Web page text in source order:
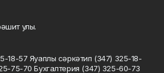
улы.
18-57 Яуаплы сәркәтип (347) 325-18-
75-70 Бухгалтерия (347) 325-60-73